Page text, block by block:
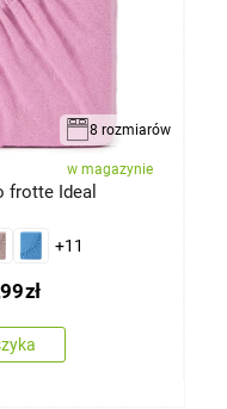
8 rozmiarów
w magazynie
frotte Ideal
+11
zł